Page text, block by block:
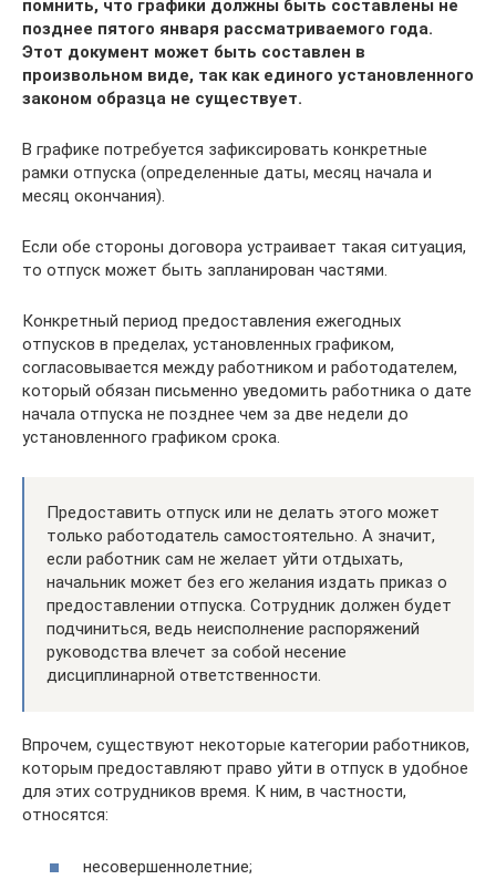
помнить, что графики должны быть составлены не
позднее пятого января рассматриваемого года.
Этот документ может быть составлен в
произвольном виде, так как единого установленного
законом образца не существует.
В графике потребуется зафиксировать конкретные
рамки отпуска (определенные даты, месяц начала и
месяц окончания).
Если обе стороны договора устраивает такая ситуация,
то отпуск может быть запланирован частями.
Конкретный период предоставления ежегодных
отпусков в пределах, установленных графиком,
согласовывается между работником и работодателем,
который обязан письменно уведомить работника о дате
начала отпуска не позднее чем за две недели до
установленного графиком срока.
Предоставить отпуск или не делать этого может
только работодатель самостоятельно. А значит,
если работник сам не желает уйти отдыхать,
начальник может без его желания издать приказ о
предоставлении отпуска. Сотрудник должен будет
подчиниться, ведь неисполнение распоряжений
руководства влечет за собой несение
дисциплинарной ответственности.
Впрочем, существуют некоторые категории работников,
которым предоставляют право уйти в отпуск в удобное
для этих сотрудников время. К ним, в частности,
относятся:
несовершеннолетние;